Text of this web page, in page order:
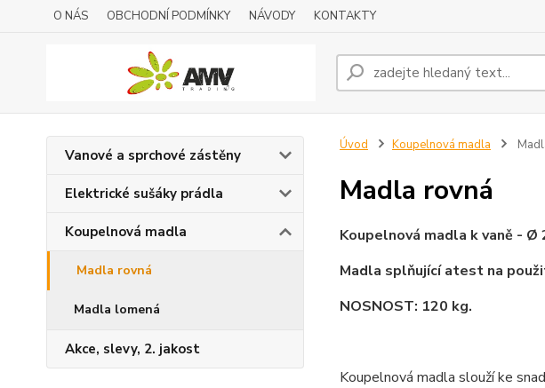
O NÁS OBCHODNÍ PODMÍNKY NÁVODY KONTAKTY
Vanové a sprchové zástěny
Elektrické sušáky prádla
Koupelnová madla
Madla rovná
Madla lomená
Akce, slevy, 2. jakost
Úvod Koupelnová madla
Madla rovná
Koupelnová madla k vaně - Ø
Madla splňující atest na
NOSNOST: 120 kg.
Koupelnová madla slouží ke